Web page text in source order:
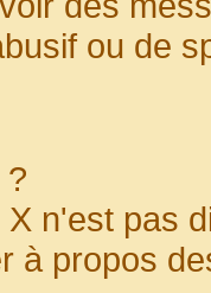
ou de
?
n'est pas
à propos